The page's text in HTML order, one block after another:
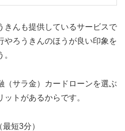
きんも提供しているサービスで
やろうきんのほうが良い印象を
（サラ金）カードローンを選ぶ
トがあるからです。
短3分）